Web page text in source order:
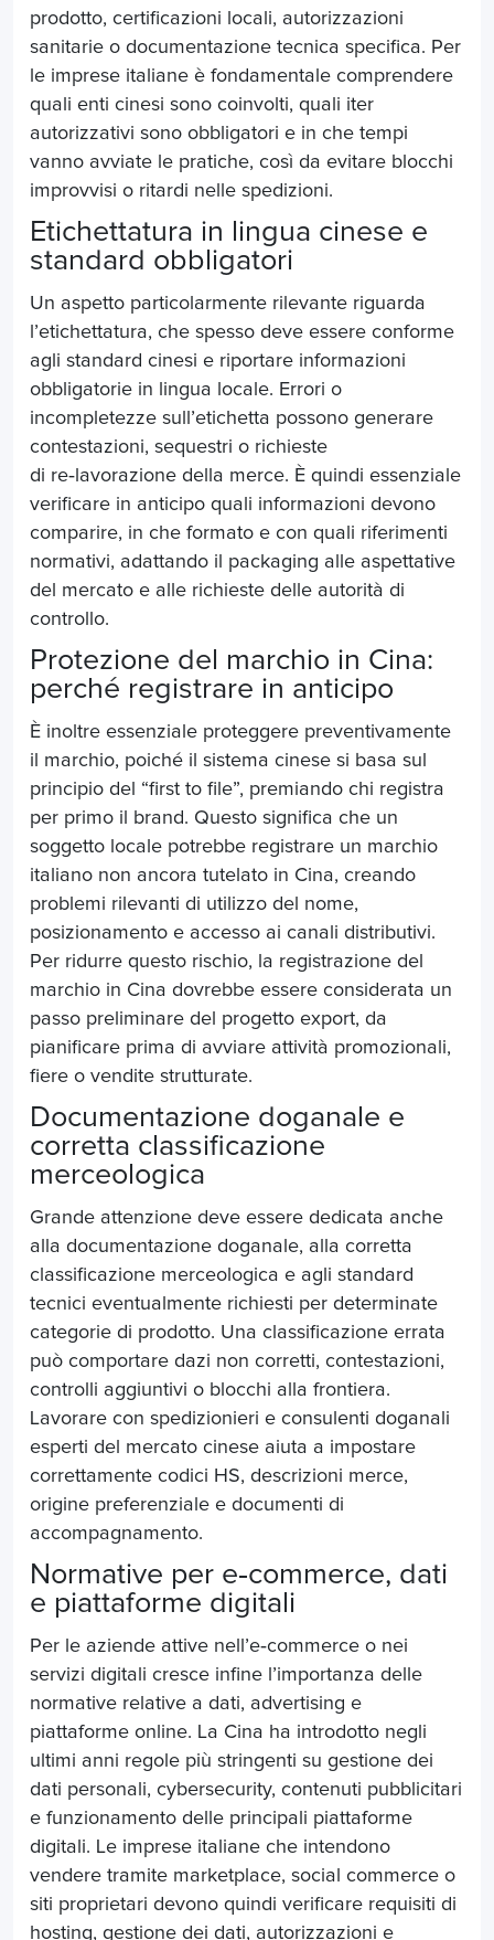
prodotto, certificazioni locali, autorizzazioni
sanitarie o documentazione tecnica specifica. Per
le imprese italiane è fondamentale comprendere
quali enti cinesi sono coinvolti, quali iter
autorizzativi sono obbligatori e in che tempi
vanno avviate le pratiche, così da evitare blocchi
improvvisi o ritardi nelle spedizioni.
Etichettatura in lingua cinese e
standard obbligatori
Un aspetto particolarmente rilevante riguarda
l’etichettatura, che spesso deve essere conforme
agli standard cinesi e riportare informazioni
obbligatorie in lingua locale. Errori o
incompletezze sull’etichetta possono generare
contestazioni, sequestri o richieste
di re‑ lavorazione della merce. È quindi essenziale
verificare in anticipo quali informazioni devono
comparire, in che formato e con quali riferimenti
normativi, adattando il packaging alle aspettative
del mercato e alle richieste delle autorità di
controllo.
Protezione del marchio in Cina:
perché registrare in anticipo
È inoltre essenziale proteggere preventivamente
il marchio, poiché il sistema cinese si basa sul
principio del “first to file”, premiando chi registra
per primo il brand. Questo significa che un
soggetto locale potrebbe registrare un marchio
italiano non ancora tutelato in Cina, creando
problemi rilevanti di utilizzo del nome,
posizionamento e accesso ai canali distributivi.
Per ridurre questo rischio, la registrazione del
marchio in Cina dovrebbe essere considerata un
passo preliminare del progetto export, da
pianificare prima di avviare attività promozionali,
fiere o vendite strutturate.
Documentazione doganale e
corretta classificazione
merceologica
Grande attenzione deve essere dedicata anche
alla documentazione doganale, alla corretta
classificazione merceologica e agli standard
tecnici eventualmente richiesti per determinate
categorie di prodotto. Una classificazione errata
può comportare dazi non corretti, contestazioni,
controlli aggiuntivi o blocchi alla frontiera.
Lavorare con spedizionieri e consulenti doganali
esperti del mercato cinese aiuta a impostare
correttamente codici HS, descrizioni merce,
origine preferenziale e documenti di
accompagnamento.
Normative per e‑commerce, dati
e piattaforme digitali
Per le aziende attive nell’e‑commerce o nei
servizi digitali cresce infine l’importanza delle
normative relative a dati, advertising e
piattaforme online. La Cina ha introdotto negli
ultimi anni regole più stringenti su gestione dei
dati personali, cybersecurity, contenuti pubblicitari
e funzionamento delle principali piattaforme
digitali. Le imprese italiane che intendono
vendere tramite marketplace, social commerce o
siti proprietari devono quindi verificare requisiti di
hosting, gestione dei dati, autorizzazioni e